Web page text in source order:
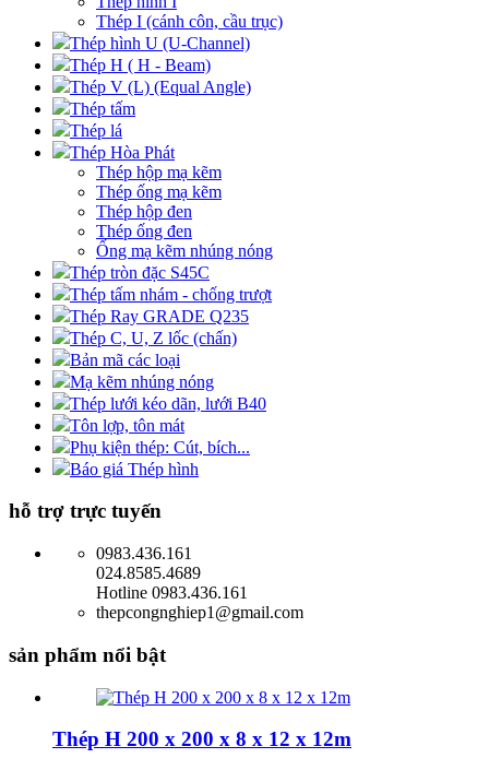
Thép I (cánh côn, cầu trục)
Thép hình U (U-Channel)
Thép H ( H - Beam)
Thép V (L) (Equal Angle)
Thép tấm
Thép lá
Thép Hòa Phát
Thép hộp mạ kẽm
Thép ống mạ kẽm
Thép hộp đen
Thép ống đen
Ống mạ kẽm nhúng nóng
Thép tròn đặc S45C
Thép tấm nhám - chống trượt
Thép Ray GRADE Q235
Thép C, U, Z lốc (chấn)
Bản mã các loại
Mạ kẽm nhúng nóng
Thép lưới kéo dãn, lưới B40
Tôn lợp, tôn mát
Phụ kiện thép: Cút, bích...
Báo giá Thép hình
hỗ trợ trực tuyến
0983.436.161
024.8585.4689
Hotline 0983.436.161
thepcongnghiep1@gmail.com
sản phẩm nổi bật
Thép H 200 x 200 x 8 x 12 x 12m